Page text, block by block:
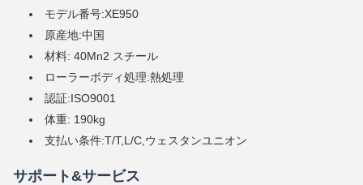
モデル番号:XE950
原産地:中国
材料: 40Mn2 スチール
ローラーボディ処理:熱処理
認証:ISO9001
体重: 190kg
支払い条件:T/T,L/C,ウェスタンユニオン
サポート&サービス